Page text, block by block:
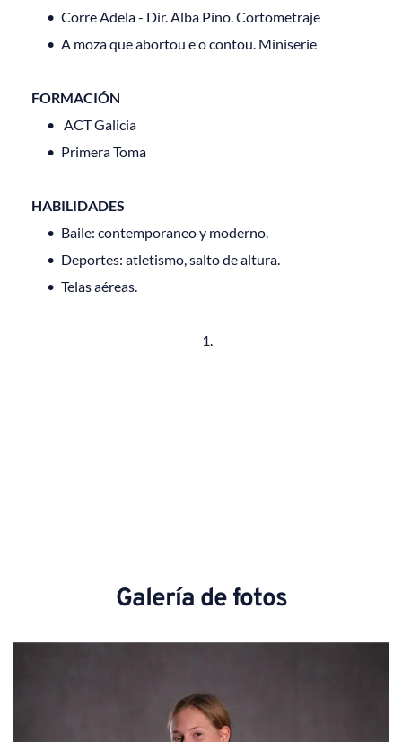
Corre Adela - Dir. Alba Pino. Cortometraje
A moza que abortou e o contou. Miniserie
FORMACIÓN
ACT Galicia
Primera Toma
HABILIDADES
Baile: contemporaneo y moderno.
Deportes: atletismo, salto de altura.
Telas aéreas.
Galería de fotos